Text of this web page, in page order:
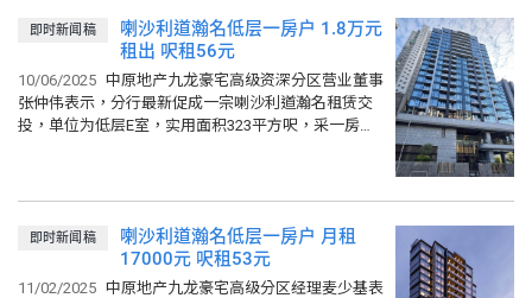
比上週
0.3% 比上月
1.19%
比上週
1.78% 比上月 2.4%
即时新闻稿
喇沙利道瀚名低层一房户 1.8万元
租出 呎租56元
10/06/2025 中原地产九龙豪宅高级资深分区营业董事
张仲伟表示，分行最新促成一宗喇沙利道瀚名租赁交
投，单位为低层E室，实用面积323平方呎，采一房间
即时新闻稿
喇沙利道瀚名低层一房户 月租
17000元 呎租53元
11/02/2025 中原地产九龙豪宅高级分区经理麦少基表